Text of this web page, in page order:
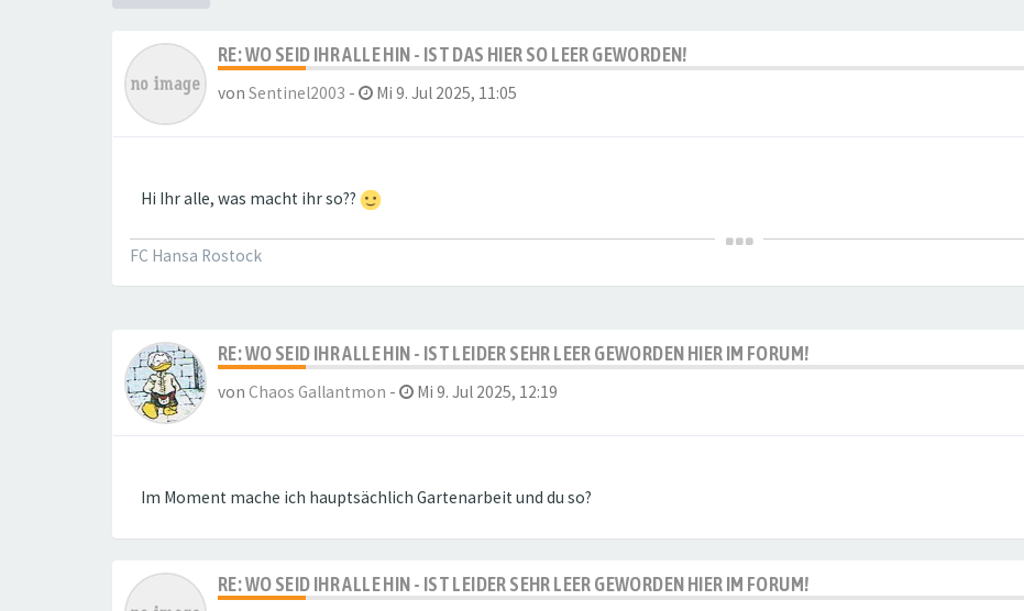
RE: WO SEID IHR ALLE HIN - IST DAS HIER SO LEER GEWORDEN!
von Sentinel2003 - Mi 9. Jul 2025, 11:05
Hi Ihr alle, was macht ihr so??
FC Hansa Rostock
RE: WO SEID IHR ALLE HIN - IST LEIDER SEHR LEER GEWORDEN HIER IM FORUM!
von Chaos Gallantmon - Mi 9. Jul 2025, 12:19
Im Moment mache ich hauptsächlich Gartenarbeit und du so?
RE: WO SEID IHR ALLE HIN - IST LEIDER SEHR LEER GEWORDEN HIER IM FORUM!